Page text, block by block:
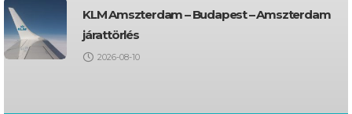
KLM Amszterdam – Budapest – Amszterdam
járattörlés
2026-08-10